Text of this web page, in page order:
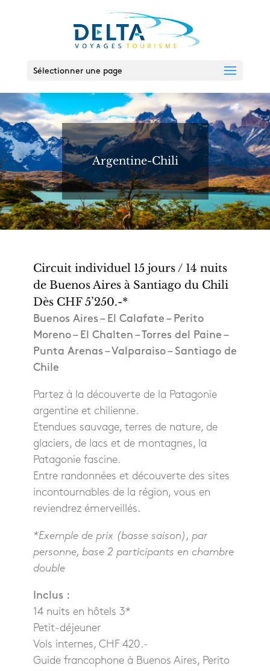
Sélectionner une page
Argentine-Chili
Circuit individuel 15 jours / 14 nuits
de Buenos Aires à Santiago du Chili
Dès CHF 5’250.-*
Buenos Aires – El Calafate – Perito
Moreno – El Chalten – Torres del Paine –
Punta Arenas – Valparaiso – Santiago de
Chile
Partez à la découverte de la Patagonie
argentine et chilienne.
Etendues sauvage, terres de nature, de
glaciers, de lacs et de montagnes, la
Patagonie fascine.
Entre randonnées et découverte des sites
incontournables de la région, vous en
reviendrez émerveillés.
*Exemple de prix (basse saison), par
personne, base 2 participants en chambre
double
Inclus :
14 nuits en hôtels 3*
Petit-déjeuner
Vols internes, CHF 420.-
Guide francophone à Buenos Aires, Perito